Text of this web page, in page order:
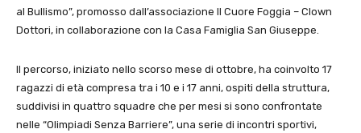
al Bullismo”, promosso dall’associazione Il Cuore Foggia – Clown
Dottori, in collaborazione con la Casa Famiglia San Giuseppe.
Il percorso, iniziato nello scorso mese di ottobre, ha coinvolto 17
ragazzi di età compresa tra i 10 e i 17 anni, ospiti della struttura,
suddivisi in quattro squadre che per mesi si sono confrontate
nelle “Olimpiadi Senza Barriere”, una serie di incontri sportivi,